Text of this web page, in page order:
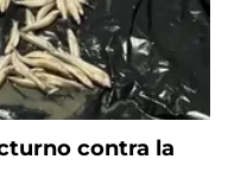
contra la